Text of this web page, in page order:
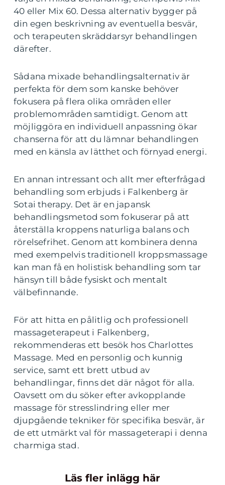
40 eller Mix 60. Dessa alternativ bygger på
din egen beskrivning av eventuella besvär,
och terapeuten skräddarsyr behandlingen
därefter.
Sådana mixade behandlingsalternativ är
perfekta för dem som kanske behöver
fokusera på flera olika områden eller
problemområden samtidigt. Genom att
möjliggöra en individuell anpassning ökar
chanserna för att du lämnar behandlingen
med en känsla av lätthet och förnyad energi.
En annan intressant och allt mer efterfrågad
behandling som erbjuds i Falkenberg är
Sotai therapy. Det är en japansk
behandlingsmetod som fokuserar på att
återställa kroppens naturliga balans och
rörelsefrihet. Genom att kombinera denna
med exempelvis traditionell kroppsmassage
kan man få en holistisk behandling som tar
hänsyn till både fysiskt och mentalt
välbefinnande.
För att hitta en pålitlig och professionell
massageterapeut i Falkenberg,
rekommenderas ett besök hos Charlottes
Massage. Med en personlig och kunnig
service, samt ett brett utbud av
behandlingar, finns det där något för alla.
Oavsett om du söker efter avkopplande
massage för stresslindring eller mer
djupgående tekniker för specifika besvär, är
de ett utmärkt val för massageterapi i denna
charmiga stad.
Läs fler inlägg här